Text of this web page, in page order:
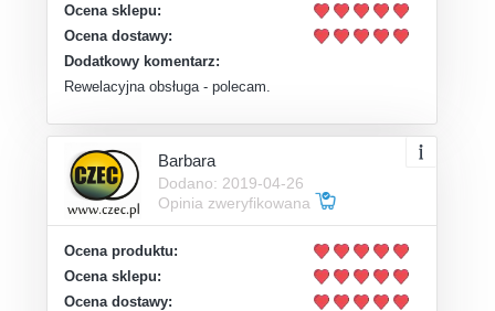
Ocena sklepu:
Ocena dostawy:
Dodatkowy komentarz:
Rewelacyjna obsługa - polecam.
Barbara
Dodano: 2019-04-26
Opinia zweryfikowana
Ocena produktu:
Ocena sklepu:
Ocena dostawy: